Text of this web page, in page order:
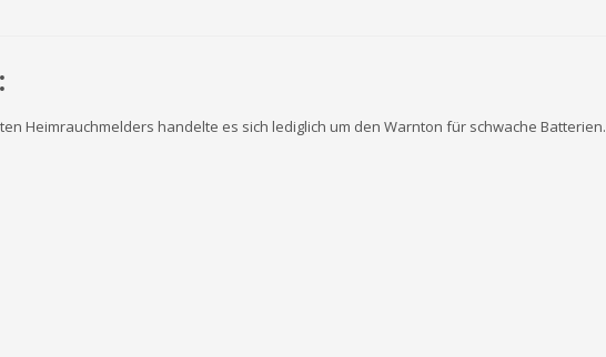
Heimrauchmelders handelte es sich lediglich um den Warnton für schwache Batterien.